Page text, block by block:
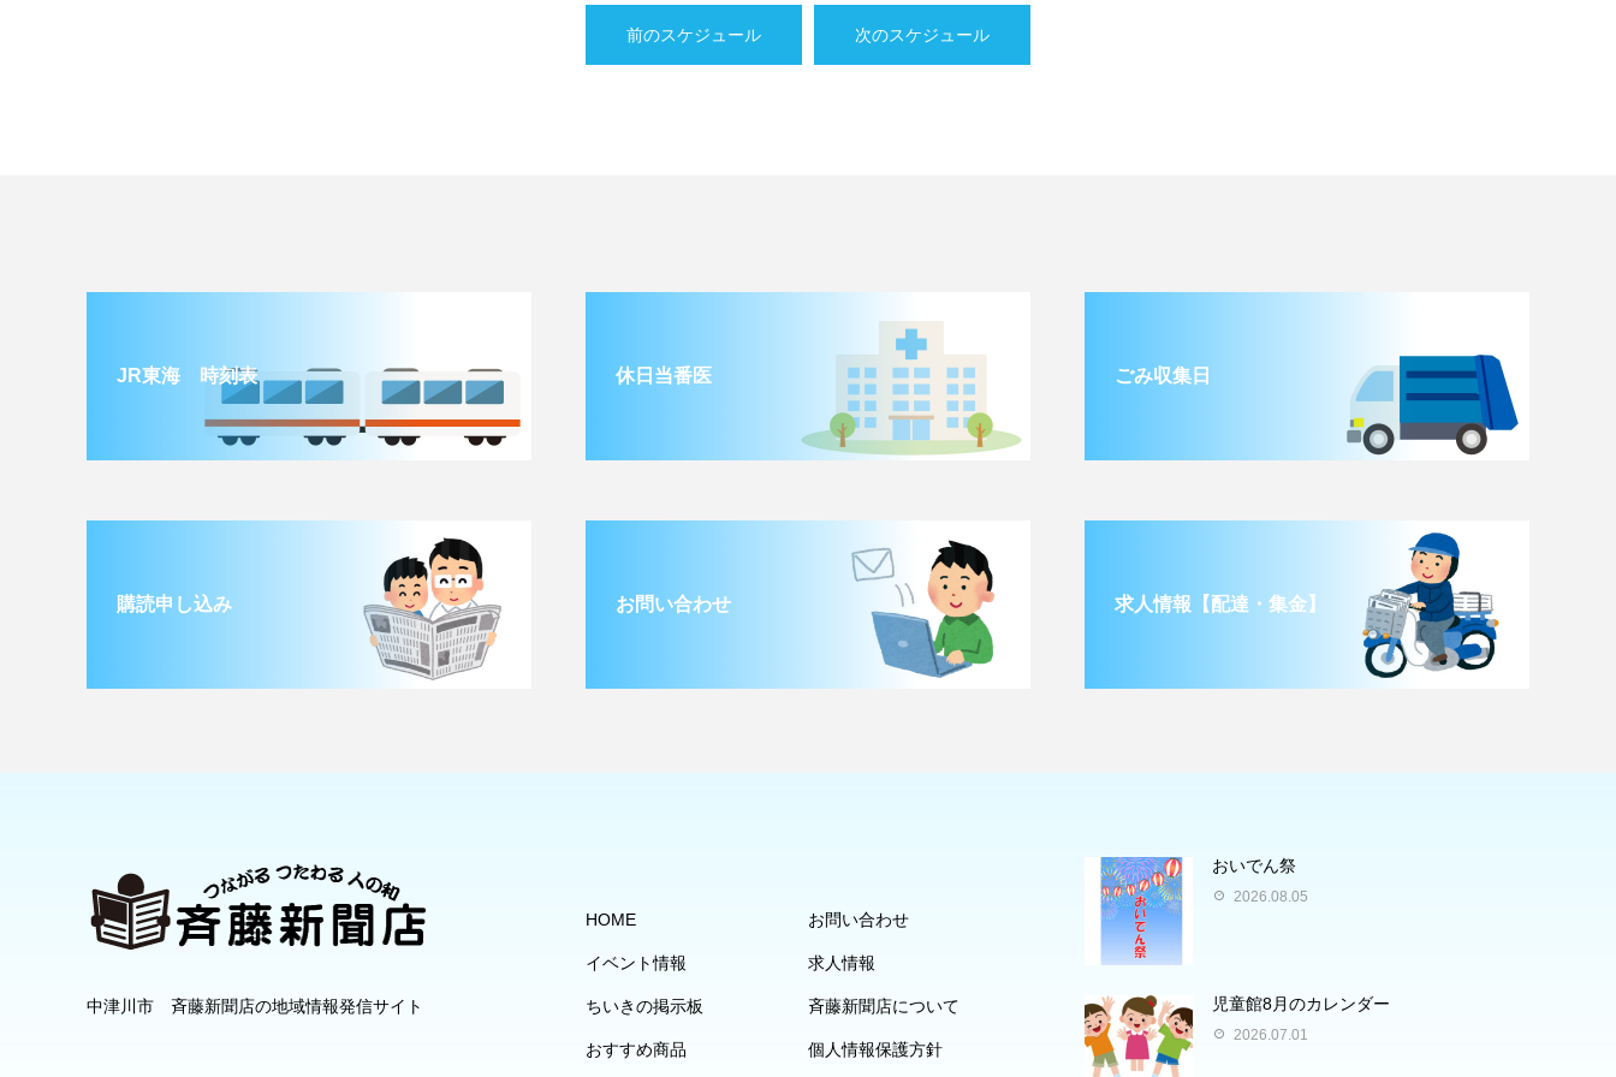
前のスケジュール 次のスケジュール
JR東海 時刻表 休日当番医 ごみ収集日
購読申し込み お問い合わせ 求人情報【配達・集金】
中津川市 斉藤新聞店の地域情報発信サイト
HOME
イベント情報
ちいきの掲示板
おすすめ商品
お問い合わせ
求人情報
斉藤新聞店について
個人情報保護方針
おいでん祭
2026.08.05
児童館8月のカレンダー
2026.07.01